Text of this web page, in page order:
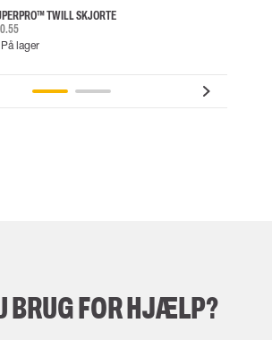
TWILL SKJORTE
På lager
BRUG FOR HJÆLP?